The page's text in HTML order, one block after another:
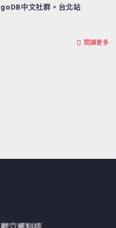
中文社群。台北站
閱讀更多